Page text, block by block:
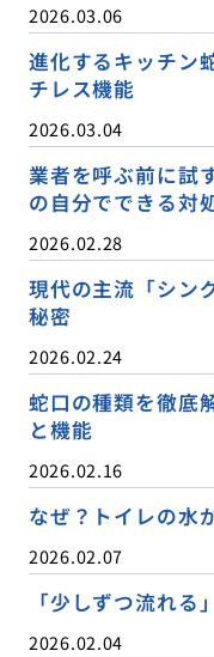
2026.03.06
進化するキッチン
チレス機能
2026.03.04
業者を呼ぶ前に試
の自分でできる対
2026.02.28
現代の主流「シン
秘密
2026.02.24
蛇口の種類を徹底
と機能
2026.02.16
なぜ？トイレの水
2026.02.07
「少しずつ流れ
2026.02.04